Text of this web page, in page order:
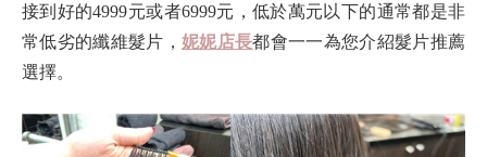
接到好的4999元或者6999元，低於萬元以下的通常都是非
常低劣的纖維髮片， 妮妮店長都會一一為您介紹髮片推薦
選擇。